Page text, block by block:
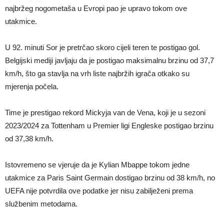
najbržeg nogometaša u Evropi pao je upravo tokom ove
utakmice.
U 92. minuti Sor je pretrčao skoro cijeli teren te postigao gol.
Belgijski mediji javljaju da je postigao maksimalnu brzinu od 37,7
km/h, što ga stavlja na vrh liste najbržih igrača otkako su
mjerenja počela.
Time je prestigao rekord Mickyja van de Vena, koji je u sezoni
2023/2024 za Tottenham u Premier ligi Engleske postigao brzinu
od 37,38 km/h.
Istovremeno se vjeruje da je Kylian Mbappe tokom jedne
utakmice za Paris Saint Germain dostigao brzinu od 38 km/h, no
UEFA nije potvrdila ove podatke jer nisu zabilježeni prema
službenim metodama.